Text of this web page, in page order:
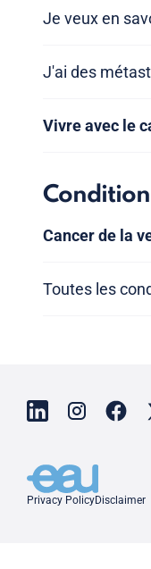
Je veux en
J'ai des
Vivre avec le
Condition
Cancer de la
Toutes les
Privacy PolicyDisclaimer